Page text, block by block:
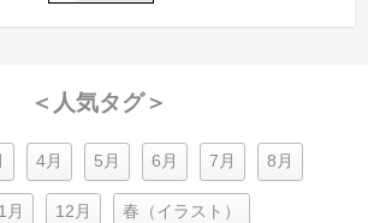
＜人気タグ＞
4月 5月 6月 7月 8月
月 12月 春（イラスト）